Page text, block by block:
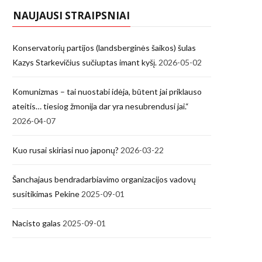
NAUJAUSI STRAIPSNIAI
Konservatorių partijos (landsberginės šaikos) šulas
Kazys Starkevičius sučiuptas imant kyšį. 2026-05-02
Komunizmas – tai nuostabi idėja, būtent jai priklauso
ateitis… tiesiog žmonija dar yra nesubrendusi jai.“
2026-04-07
Kuo rusai skiriasi nuo japonų? 2026-03-22
Šanchajaus bendradarbiavimo organizacijos vadovų
susitikimas Pekine 2025-09-01
Nacisto galas 2025-09-01